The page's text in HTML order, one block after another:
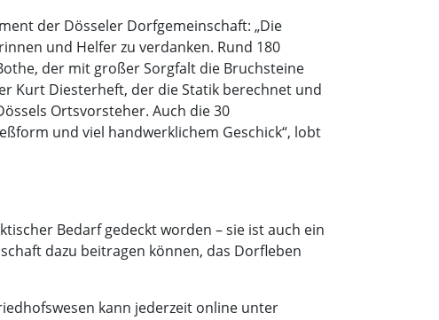
der Dösseler Dorfgemeinschaft: „Die
und Helfer zu verdanken. Rund 180
der mit großer Sorgfalt die Bruchsteine
Kurt Diesterheft, der die Statik berechnet und
Ortsvorsteher. Auch die 30
und viel handwerklichem Geschick“, lobt
Bedarf gedeckt worden – sie ist auch ein
dazu beitragen können, das Dorfleben
kann jederzeit online unter